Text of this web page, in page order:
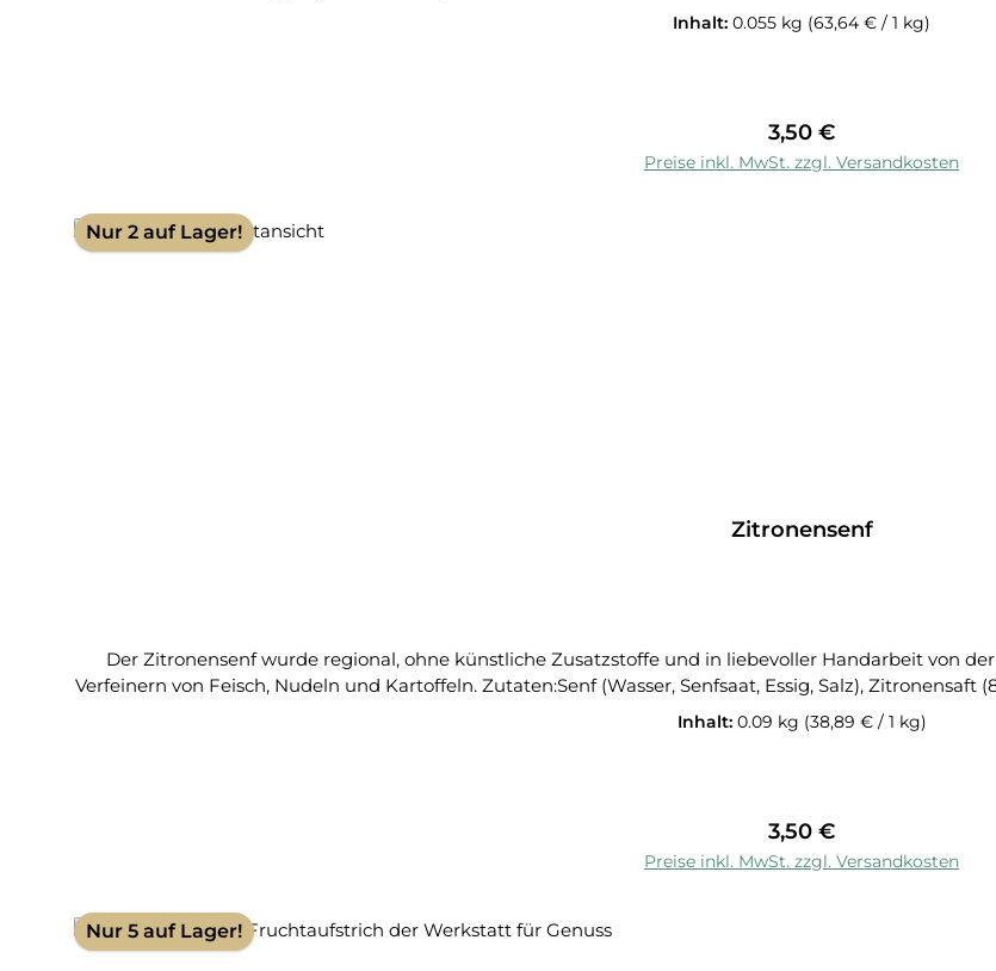
Inhalt: 0.055 kg (63,64 € / 1 kg)
Regulärer Preis:
3,50 €
Preise inkl. MwSt. zzgl. Versandkosten
Nur 2 auf Lager!
Zitronensenf
Der Zitronensenf wurde regional, ohne künstliche Zusatzstoffe und in liebevoller Handarbeit von der Werkstatt für Genuss
Verfeinern von Feisch, Nudeln und Kartoffeln. Zutaten:Senf (Wasser, Senfsaat, Essig, Salz), Zitronensaft
Inhalt: 0.09 kg (38,89 € / 1 kg)
Regulärer Preis:
3,50 €
Preise inkl. MwSt. zzgl. Versandkosten
In den Warenkorb
Nur 5 auf Lager!